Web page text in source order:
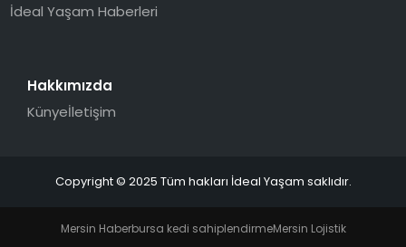
İdeal Yaşam Haberleri
Hakkımızda
Künyeİletişim
Copyright © 2025 Tüm hakları İdeal Yaşam saklıdır.
Mersin Haberbursa kedi sahiplendirmeMersin Lojistik